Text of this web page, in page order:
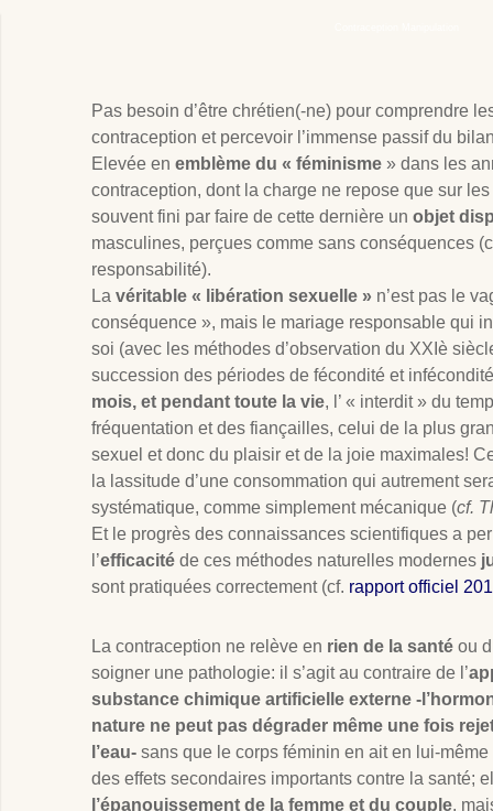
Pas besoin d’être chrétien(-ne) pour comprendre
contraception et percevoir l’immense passif du
Elevée en emblème du « féminisme » dans les
contraception, dont la charge ne repose que sur
souvent fini par faire de cette dernière un objet
masculines, perçues comme sans conséquences
responsabilité).
La véritable « libération sexuelle » n’est pas le
conséquence », mais le mariage responsable qui
soi (avec les méthodes d’observation du XXIè
succession des périodes de fécondité et
mois, et pendant toute la vie, l’ « interdit » du
fréquentation et des fiançailles, celui de la plus
sexuel et donc du plaisir et de la joie maximales!
la lassitude d’une consommation qui autrement
systématique, comme simplement mécanique (cf.
Et le progrès des connaissances scientifiques a
l’efficacité de ces méthodes naturelles modernes
sont pratiquées correctement (cf. rapport officiel
La contraception ne relève en rien de la santé ou
soigner une pathologie: il s’agit au contraire de l’
substance chimique artificielle externe -
nature ne peut pas dégrader même une fois
l’eau- sans que le corps féminin en ait en lui-
des effets secondaires importants contre la santé;
l’épanouissement de la femme et du couple,